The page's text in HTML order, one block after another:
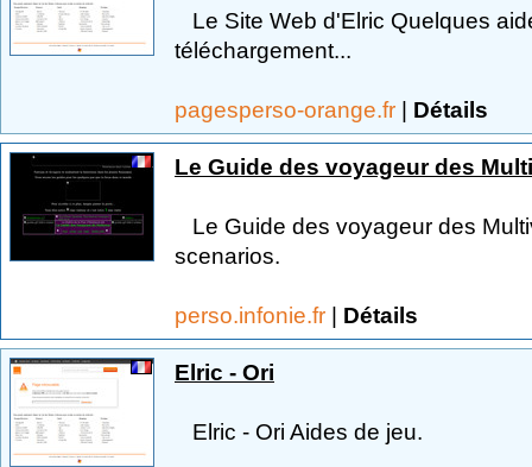
Le Site Web d'Elric Quelques
téléchargement...
pagesperso-orange.fr | Détails
Le Guide des voyageur des
Le Guide des voyageur des
scenarios.
perso.infonie.fr | Détails
Elric - Ori
Elric - Ori Aides de jeu.